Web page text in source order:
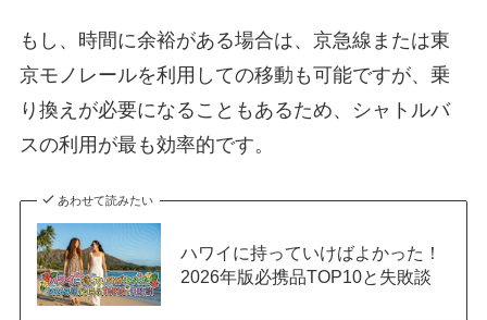
もし、時間に余裕がある場合は、京急線または東
京モノレールを利用しての移動も可能ですが、乗
り換えが必要になることもあるため、シャトルバ
スの利用が最も効率的です。
あわせて読みたい
ハワイに持っていけばよかった！
2026年版必携品TOP10と失敗談